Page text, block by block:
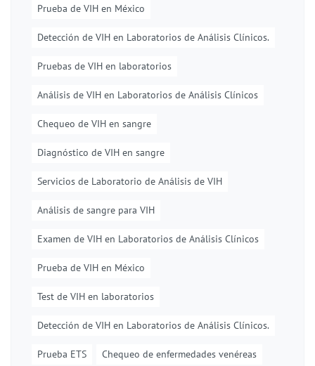
Prueba de VIH en México
Detección de VIH en Laboratorios de Análisis Clínicos.
Pruebas de VIH en laboratorios
Análisis de VIH en Laboratorios de Análisis Clínicos
Chequeo de VIH en sangre
Diagnóstico de VIH en sangre
Servicios de Laboratorio de Análisis de VIH
Análisis de sangre para VIH
Examen de VIH en Laboratorios de Análisis Clínicos
Prueba de VIH en México
Test de VIH en laboratorios
Detección de VIH en Laboratorios de Análisis Clínicos.
Prueba ETS Chequeo de enfermedades venéreas